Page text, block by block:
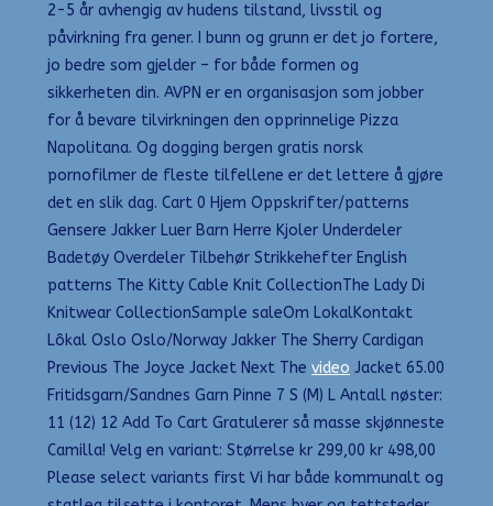
2-5 år avhengig av hudens tilstand, livsstil og
påvirkning fra gener. I bunn og grunn er det jo fortere,
jo bedre som gjelder – for både formen og
sikkerheten din. AVPN er en organisasjon som jobber
for å bevare tilvirkningen den opprinnelige Pizza
Napolitana. Og dogging bergen gratis norsk
pornofilmer de fleste tilfellene er det lettere å gjøre
det en slik dag. Cart 0 Hjem Oppskrifter/patterns
Gensere Jakker Luer Barn Herre Kjoler Underdeler
Badetøy Overdeler Tilbehør Strikkehefter English
patterns The Kitty Cable Knit CollectionThe Lady Di
Knitwear CollectionSample saleOm LokalKontakt
Lôkal Oslo Oslo/Norway Jakker The Sherry Cardigan
Previous The Joyce Jacket Next The video Jacket 65.00
Fritidsgarn/Sandnes Garn Pinne 7 S (M) L Antall nøster:
11 (12) 12 Add To Cart Gratulerer så masse skjønneste
Camilla! Velg en variant: Størrelse kr 299,00 kr 498,00
Please select variants first Vi har både kommunalt og